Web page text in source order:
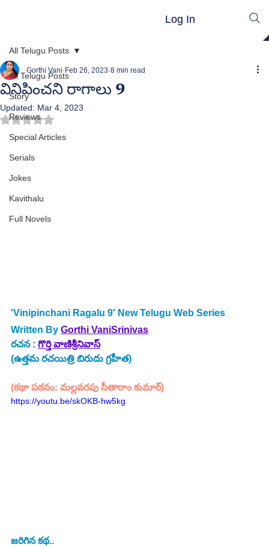
Log In
All Telugu Posts
Story
Reviews
Special Articles
Serials
Jokes
Kavithalu
Full Novels
All Telugu Posts
వినిపించని రాగాలు 9
Gorthi Vani Feb 26, 2023 8 min read
Updated: Mar 4, 2023
Rated NaN out of 5 stars.
'Vinipinchani Ragalu 9' New Telugu Web Series
Written By Gorthi VaniSrinivas
రచన : గొర్తి వాణిశ్రీనివాస్
(ఉత్తమ రచయిత్రి బిరుదు గ్రహీత)
(కథా పఠనం: మల్లవరపు సీతారాం కుమార్)
https://youtu.be/skOKB-hw5kg
జరిగిన కథ..